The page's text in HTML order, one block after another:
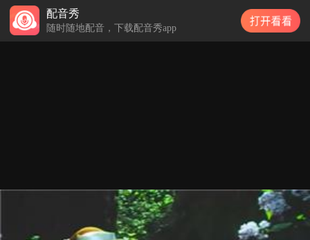
配音秀
随时随地配音，下载配音秀app
配音秀
随时随地配音，下载配音秀app